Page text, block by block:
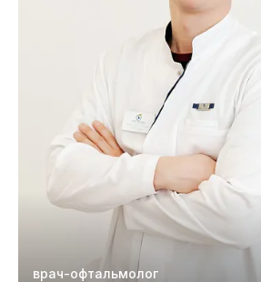
врач-офтальмолог